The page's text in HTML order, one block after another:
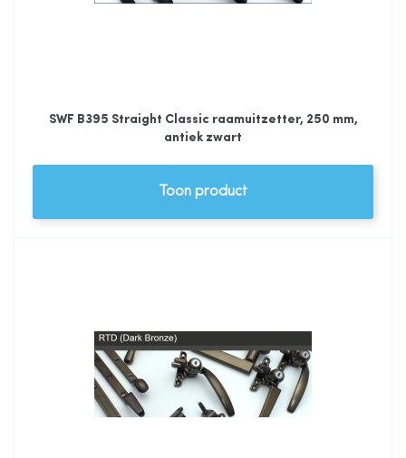
SWF B395 Straight Classic raamuitzetter, 250 mm,
antiek zwart
Toon product